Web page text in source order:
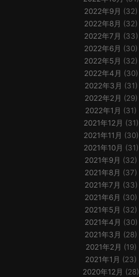
2022年9月 (32)
2022年8月 (32)
2022年7月 (33)
2022年6月 (30)
2022年5月 (32)
2022年4月 (30)
2022年3月 (31)
2022年2月 (29)
2022年1月 (31)
2021年12月 (31)
2021年11月 (30)
2021年10月 (31)
2021年9月 (32)
2021年8月 (37)
2021年7月 (33)
2021年6月 (30)
2021年5月 (32)
2021年4月 (30)
2021年3月 (28)
2021年2月 (19)
2021年1月 (23)
2020年12月 (28)